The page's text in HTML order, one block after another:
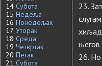
14 Субота
15 Недеља
16 Понедељак
17 Уторак
18 Среда
19 Четвртак
20 Петак
21 Субота
23.
његов
26. Но